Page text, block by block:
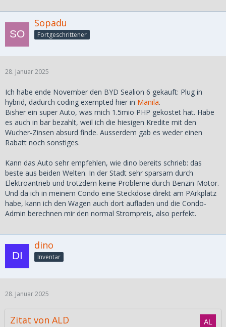
Sopadu
Fortgeschrittener
28. Januar 2025
Ich habe ende November den BYD Sealion 6 gekauft: Plug in
hybrid, dadurch coding exempted hier in Manila.
Bisher ein super Auto, was mich 1.5mio PHP gekostet hat. Habe
es auch in bar bezahlt, weil ich die hiesigen Kredite mit den
Wucher-Zinsen absurd finde. Ausserdem gab es weder einen
Rabatt noch sonstiges.
Kann das Auto sehr empfehlen, wie dino bereits schrieb: das
beste aus beiden Welten. In der Stadt sehr sparsam durch
Elektroantrieb und trotzdem keine Probleme durch Benzin-Motor.
Und da ich in meinem Condo eine Steckdose direkt am PArkplatz
habe, kann ich den Wagen auch dort aufladen und die Condo-
Admin berechnen mir den normal Strompreis, also perfekt.
dino
Inventar
28. Januar 2025
Zitat von ALD